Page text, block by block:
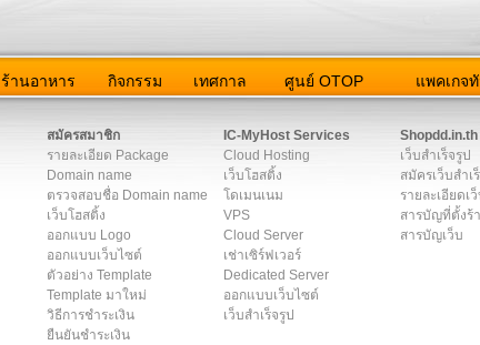
ร้านอาหาร กิจกรรม เทศกาล ศูนย์ OTOP แพคเกจ
สมัครสมาชิก
รายละเอียด Package
Domain name
ตรวจสอบชื่อ Domain name
เว็บโฮสติ้ง
ออกแบบ Logo
ออกแบบเว็บไซต์
ตัวอย่าง Template
Template มาใหม่
วิธีการชำระเงิน
ยืนยันชำระเงิน
IC-MyHost Services
Cloud Hosting
เว็บโฮสติ้ง
โดเมนเนม
VPS
Cloud Server
เช่าเซิร์ฟเวอร์
Dedicated Server
ออกแบบเว็บไซต์
เว็บสำเร็จรูป
Shopdd.in.th
เว็บสำเร็จรูป
สมัครเว็บสำเ
รายละเอียดเ
สารบัญที่ตั้งร้
สารบัญเว็บ